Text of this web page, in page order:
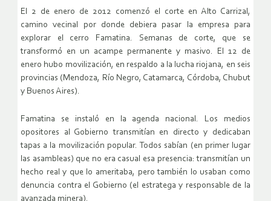
El 2 de enero de 2012 comenzó el corte en Alto Carrizal,
camino vecinal por donde debiera pasar la empresa para
explorar el cerro Famatina. Semanas de corte, que se
transformó en un acampe permanente y masivo. El 12 de
enero hubo movilización, en respaldo a la lucha riojana, en seis
provincias (Mendoza, Río Negro, Catamarca, Córdoba, Chubut
y Buenos Aires).
Famatina se instaló en la agenda nacional. Los medios
opositores al Gobierno transmitían en directo y dedicaban
tapas a la movilización popular. Todos sabían (en primer lugar
las asambleas) que no era casual esa presencia: transmitían un
hecho real y que lo ameritaba, pero también lo usaban como
denuncia contra el Gobierno (el estratega y responsable de la
avanzada minera).